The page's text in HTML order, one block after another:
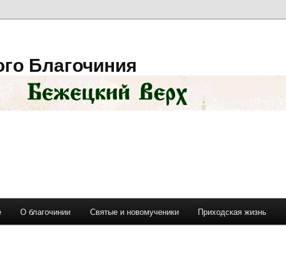
Благочиния
О благочинии Святые и новомученики Приходская жизнь